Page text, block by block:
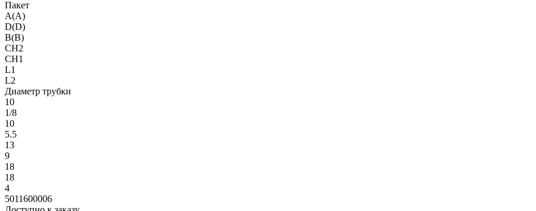
Пакет
A(A)
D(D)
B(B)
CH2
CH1
L1
L2
Диаметр трубки
10
1/8
10
5.5
13
9
18
18
4
5011600006